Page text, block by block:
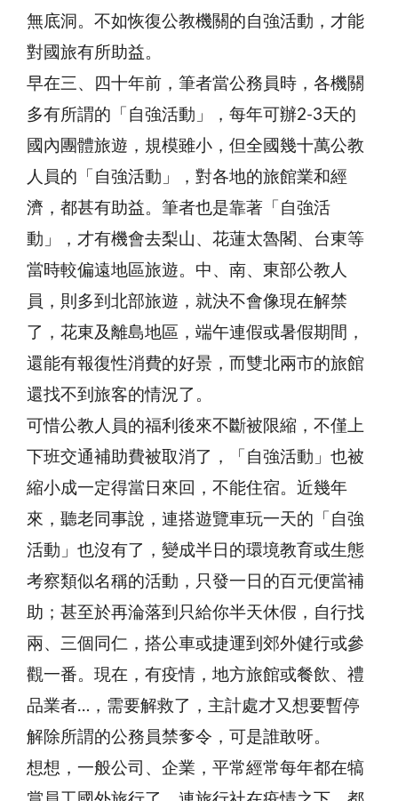
無底洞。不如恢復公教機關的自強活動，才能
對國旅有所助益。
早在三、四十年前，筆者當公務員時，各機關
多有所謂的「自強活動」，每年可辦2-3天的
國內團體旅遊，規模雖小，但全國幾十萬公教
人員的「自強活動」，對各地的旅館業和經
濟，都甚有助益。筆者也是靠著「自強活
動」，才有機會去梨山、花蓮太魯閣、台東等
當時較偏遠地區旅遊。中、南、東部公教人
員，則多到北部旅遊，就決不會像現在解禁
了，花東及離島地區，端午連假或暑假期間，
還能有報復性消費的好景，而雙北兩市的旅館
還找不到旅客的情況了。
可惜公教人員的福利後來不斷被限縮，不僅上
下班交通補助費被取消了，「自強活動」也被
縮小成一定得當日來回，不能住宿。近幾年
來，聽老同事說，連搭遊覽車玩一天的「自強
活動」也沒有了，變成半日的環境教育或生態
考察類似名稱的活動，只發一日的百元便當補
助；甚至於再淪落到只給你半天休假，自行找
兩、三個同仁，搭公車或捷運到郊外健行或參
觀一番。現在，有疫情，地方旅館或餐飲、禮
品業者…，需要解救了，主計處才又想要暫停
解除所謂的公務員禁奓令，可是誰敢呀。
想想，一般公司、企業，平常經常每年都在犒